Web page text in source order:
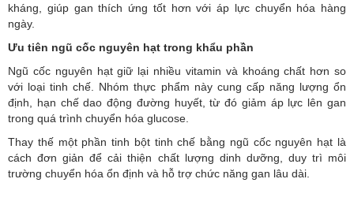
kháng, giúp gan thích ứng tốt hơn với áp lực chuyển hóa hàng
ngày.
Ưu tiên ngũ cốc nguyên hạt trong khẩu phần
Ngũ cốc nguyên hạt giữ lại nhiều vitamin và khoáng chất hơn so
với loại tinh chế. Nhóm thực phẩm này cung cấp năng lượng ổn
định, hạn chế dao động đường huyết, từ đó giảm áp lực lên gan
trong quá trình chuyển hóa glucose.
Thay thế một phần tinh bột tinh chế bằng ngũ cốc nguyên hạt là
cách đơn giản để cải thiện chất lượng dinh dưỡng, duy trì môi
trường chuyển hóa ổn định và hỗ trợ chức năng gan lâu dài.